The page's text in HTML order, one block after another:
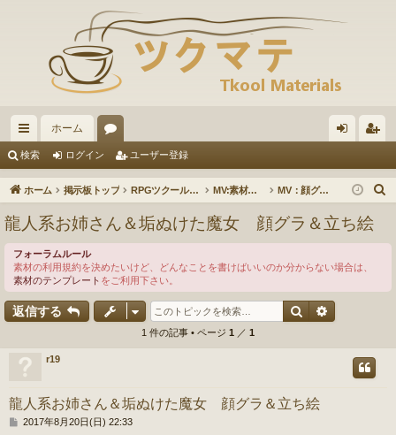
イ
ッ
リ
ン
ク
ホーム
ー
ム
イ ザ
登
検索 ログイン ユーザー登録
ホーム 掲示板トップ RPGツクールMV MV:素材の投稿・ダウンロード MV：顔グラ素材
龍人系お姉さん＆垢ぬけた魔女 顔グラ＆立ち絵
フォーラムルール
素材の利用規約を決めたいけど、どんなことを書けばいいのか分からない場合は、
素材のテンプレート をご利用下さい。
返信する 検索
1 件の記事 • ページ 1 ／ 1
r19
龍人系お姉さん＆垢ぬけた魔女 顔グラ＆立ち絵
投
2017年8月20日(日) 22:33